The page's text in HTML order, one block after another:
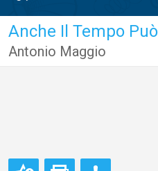
Anche Il Tempo
Antonio Maggio